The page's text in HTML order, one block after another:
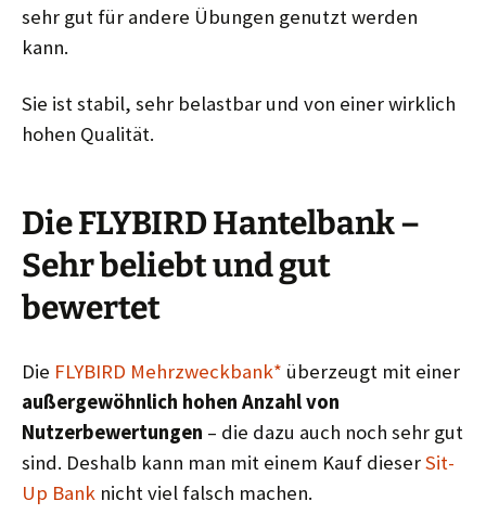
sehr gut für andere Übungen genutzt werden
kann.
Sie ist stabil, sehr belastbar und von einer wirklich
hohen Qualität.
Die FLYBIRD Hantelbank –
Sehr beliebt und gut
bewertet
Die FLYBIRD Mehrzweckbank* überzeugt mit einer
außergewöhnlich hohen Anzahl von
Nutzerbewertungen – die dazu auch noch sehr gut
sind. Deshalb kann man mit einem Kauf dieserSit-
Up Bank nicht viel falsch machen.